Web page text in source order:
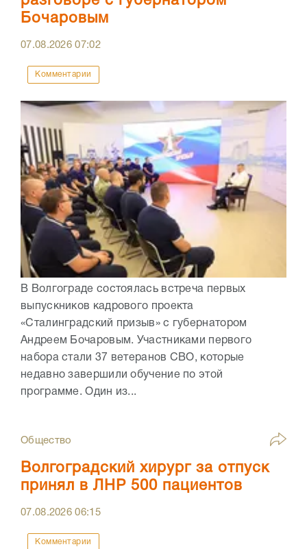
Бочаровым
07.08.202607:02
Комментарии
В Волгограде состоялась встреча первых
выпускников кадрового проекта
«Сталинградский призыв» с губернатором
Андреем Бочаровым. Участниками первого
набора стали 37 ветеранов СВО, которые
недавно завершили обучение по этой
программе. Один из...
Общество
Волгоградский хирург за отпуск
принял в ЛНР 500 пациентов
07.08.202606:15
Комментарии